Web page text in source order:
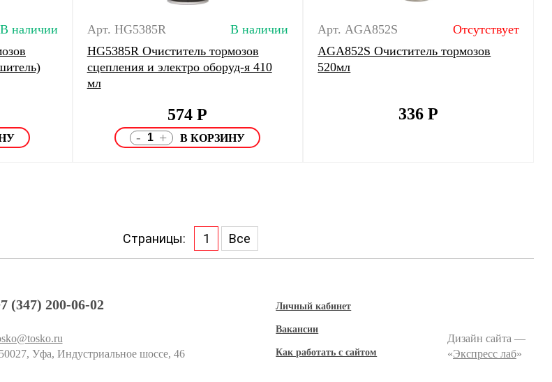
В наличии
Арт. HG5385R
В наличии
HG5385R Очиститель тормозов
сцепления и электро оборуд-я 410
мл
574Р
- +
Арт. AGA852S
Отсутствует
AGA852S Очиститель тормозов
520мл
336Р
Страницы: 1 Все
(347) 200-06-02
Уфа, Индустриальное шоссе, 46
Личный кабинет
Вакансии
Как работать с сайтом
Дизайн сайта —
«Экспресс лаб»